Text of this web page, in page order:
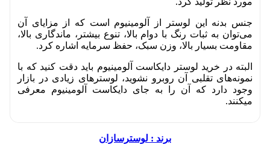
جنس بدنه این لوستر از آلومینیوم است که از مزایای آن
می‌توان به ثبات رنگ با دوام بالا، تنوع بیشتر، ماندگاری بالا،
مقاومت بسیار بالا، وزن سبک، حفظ سرمایه اشاره کرد.
البته در خرید لوستر دایکاست آلومینیوم باید دقت کنید که با
نمونه‌های تقلبی آن روبرو نشوید، لوسترهای زیادی در بازار
وجود دارد که آن را به جای دایکاست آلومینیوم معرفی
میکنند.
برند : لوسترسازان